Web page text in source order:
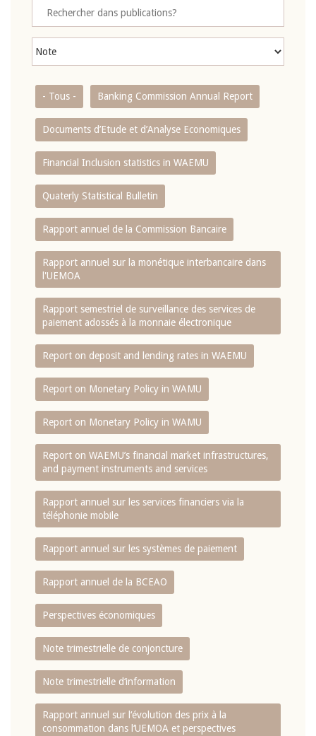
- Tous - Banking Commission Annual Report
Documents d’Etude et d’Analyse Economiques
Financial Inclusion statistics in WAEMU
Quaterly Statistical Bulletin
Rapport annuel de la Commission Bancaire
Rapport annuel sur la monétique interbancaire dans
l'UEMOA
Rapport semestriel de surveillance des services de
paiement adossés à la monnaie électronique
Report on deposit and lending rates in WAEMU
Report on Monetary Policy in WAMU
Report on Monetary Policy in WAMU
Report on WAEMU’s financial market infrastructures,
and payment instruments and services
Rapport annuel sur les services financiers via la
téléphonie mobile
Rapport annuel sur les systèmes de paiement
Rapport annuel de la BCEAO
Perspectives économiques
Note trimestrielle de conjoncture
Note trimestrielle d‘information
Rapport annuel sur l‘évolution des prix à la
consommation dans l‘UEMOA et perspectives